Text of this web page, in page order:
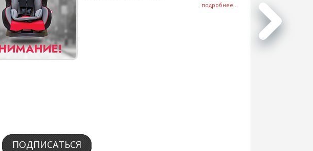
подробнее...
ПОДПИСАТЬСЯ